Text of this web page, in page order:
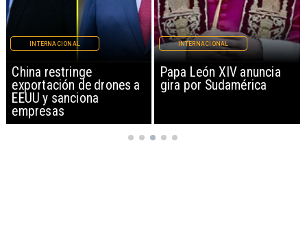
China restringe
exportación de drones a
EEUU y sanciona
empresas
INTERNACIONAL
Papa León XIV anuncia
gira por Sudamérica
INTERNACIONAL